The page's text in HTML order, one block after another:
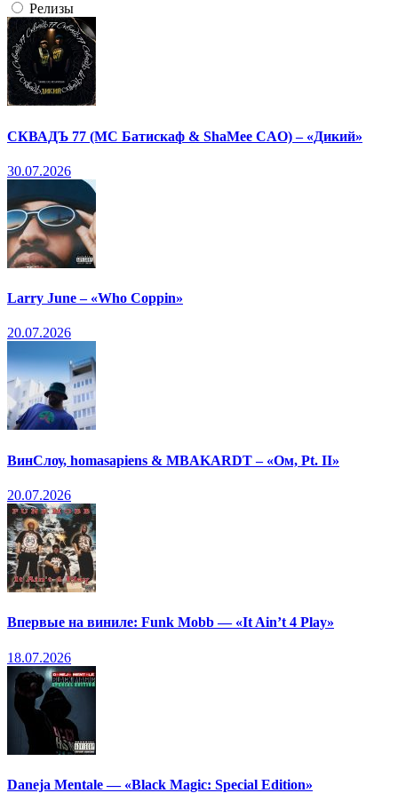
Релизы
СКВАДЪ 77 (МС Батискаф & ShaMee CAO) – «Дикий»
30.07.2026
Larry June – «Who Coppin»
20.07.2026
ВинСлоу, homasapiens & MBAKARDT – «Ом, Pt. II»
20.07.2026
Впервые на виниле: Funk Mobb — «It Ain’t 4 Play»
18.07.2026
Daneja Mentale — «Black Magic: Special Edition»